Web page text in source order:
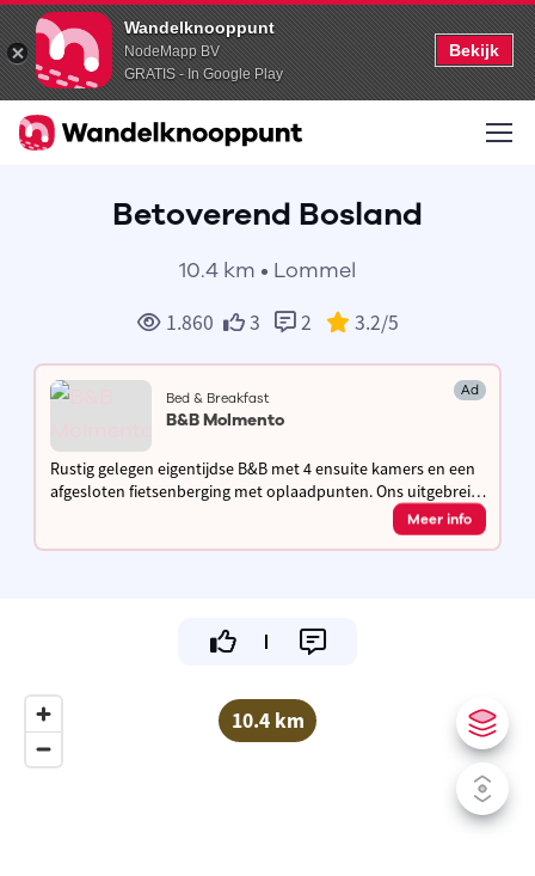
Wandelknooppunt
NodeMapp BV
GRATIS - In Google Play
Bekijk
Betoverend Bosland
10.4 km • Lommel
1.860 3 2 3.2/5
Bed & Breakfast Ad
B&B Molmento
Rustig gelegen eigentijdse B&B met 4 ensuite kamers en een
afgesloten fietsenberging met oplaadpunten. Ons uitgebreid
huisgemaakt ontbijt met streekproducten garandeert een
Meer info
10.4 km